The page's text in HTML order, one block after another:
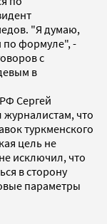
"Я думаю,
по формуле", -
с
в
Сергей
что
туркменского
цель не
исключил, что
в сторону
параметры